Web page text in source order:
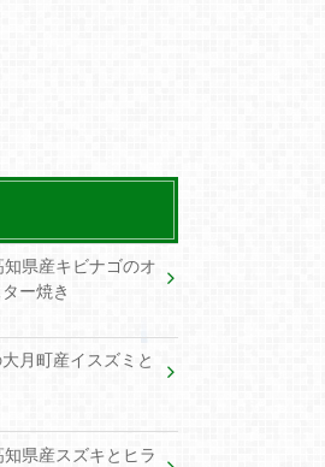
県産キビナゴのオ
ー焼き
月町産イスズミと
県産スズキとヒラ